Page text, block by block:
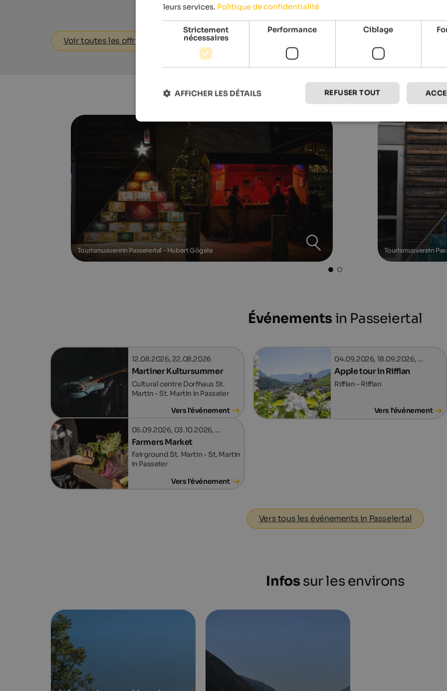
To the hotel
Voir toutes les offres
Tourismusverein Passeiertal - Hubert Gögele Tourismusverein
Événements in Passeiertal
12.08.2026, 22.08.2026
Martiner Kultursummer
Cultural centre Dorfhaus St.
Martin - St. Martin in Passeier
Vers l'événement
04.09.2026, 18.09.2026, …
Apple tour in Riffian
Riffian - Riffian
Vers l'événement
05.09.2026, 03.10.2026, …
Farmers Market
Fairground St. Martin - St. Martin
in Passeier
Vers l'événement
Vers tous les événements in Passeiertal
Infos sur les environs
leurs services. Politique de confidentialité
Strictement
nécessaires
Performance Ciblage
REFUSER TOUT
AFFICHER LES DÉTAILS